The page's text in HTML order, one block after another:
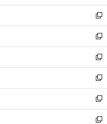
開
く
ウ
で
開
く
ン
ド
ウ
で
開
く
ウ
ィ
ン
ド
ウ
で
開
く
し
い
ウ
ィ
ン
ド
ウ
で
開
く
新
し
い
ウ
ィ
ン
ド
ウ
で
開
く
新
し
い
ウ
ィ
ン
ド
ウ
で
新
し
い
ウ
ィ
ン
ド
新
し
い
ウ
ィ
新
し
い
新